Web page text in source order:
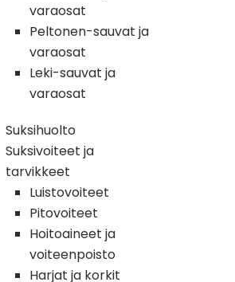
varaosat
Peltonen-sauvat ja
varaosat
Leki-sauvat ja
varaosat
Suksihuolto
Suksivoiteet ja
tarvikkeet
Luistovoiteet
Pitovoiteet
Hoitoaineet ja
voiteenpoisto
Harjat ja korkit